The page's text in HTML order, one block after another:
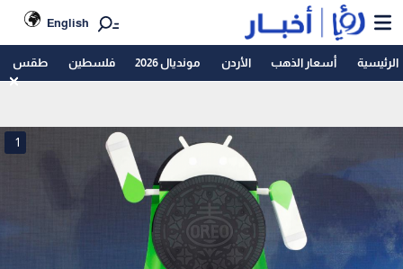
English
الرئيسية أسعار الذهب الأردن مونديال 2026 فلسطين طقس
1